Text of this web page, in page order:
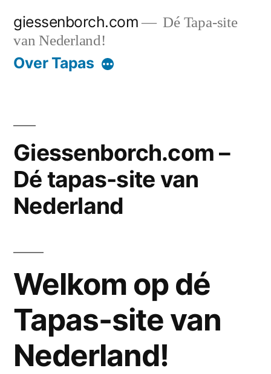
naar
giessenborch.com
Dé Tapa-site
van Nederland!
Over Tapas
Giessenborch.com –
Dé tapas-site van
Nederland
Welkom op dé
Tapas-site van
Nederland!